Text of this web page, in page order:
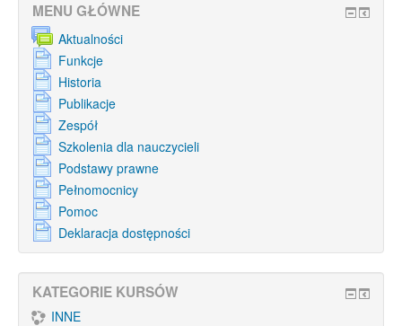
MENU GŁÓWNE
Aktualności
Funkcje
Historia
Publikacje
Zespół
Szkolenia dla nauczycieli
Podstawy prawne
Pełnomocnicy
Pomoc
Deklaracja dostępności
KATEGORIE KURSÓW
INNE